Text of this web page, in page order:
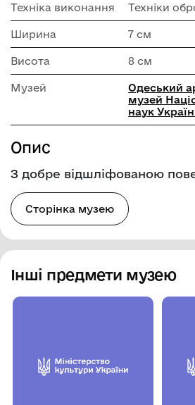
Техніка виконання Техніки
Ширина 7 см
Висота 8 см
Музей
Одеський
музей
наук
Опис
З добре відшліфованою
Сторінка музею
Інші предмети музею